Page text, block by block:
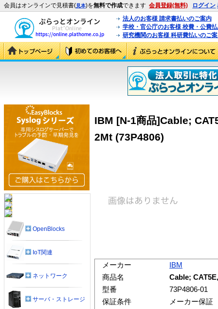
会員はオンラインで見積書(見本)を無料で作成できます 会員登録(無料) ログイン
法人のお客様 請求書払いのご案内
学校・官公庁のお客様 校費・公費
研究機関のお客様 科研費払いのご
IBM [N-1商品]Cable;
2Mt (73P4806)
メーカー
IBM
商品名
Cable;
型番
73P4806-01
保証条件
メーカー保証
OpenBlocks
IoT関連
ネットワーク
サーバ・ストレージ